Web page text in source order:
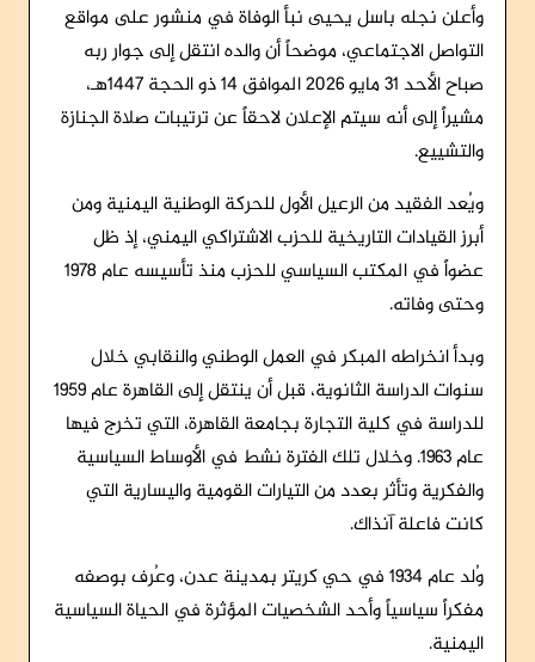
وأعلن نجله باسل يحيى نبأ الوفاة في منشور على مواقع
التواصل الاجتماعي، موضحاً أن والده انتقل إلى جوار ربه
صباح الأحد 31 مايو 2026 الموافق 14 ذو الحجة 1447هـ،
مشيراً إلى أنه سيتم الإعلان لاحقاً عن ترتيبات صلاة الجنازة
والتشييع.
ويُعد الفقيد من الرعيل الأول للحركة الوطنية اليمنية ومن
أبرز القيادات التاريخية للحزب الاشتراكي اليمني، إذ ظل
عضواً في المكتب السياسي للحزب منذ تأسيسه عام 1978
وحتى وفاته.
وبدأ انخراطه المبكر في العمل الوطني والنقابي خلال
سنوات الدراسة الثانوية، قبل أن ينتقل إلى القاهرة عام 1959
للدراسة في كلية التجارة بجامعة القاهرة، التي تخرج فيها
عام 1963. وخلال تلك الفترة نشط في الأوساط السياسية
والفكرية وتأثر بعدد من التيارات القومية واليسارية التي
كانت فاعلة آنذاك.
وُلد عام 1934 في حي كريتر بمدينة عدن، وعُرف بوصفه
مفكراً سياسياً وأحد الشخصيات المؤثرة في الحياة السياسية
اليمنية.